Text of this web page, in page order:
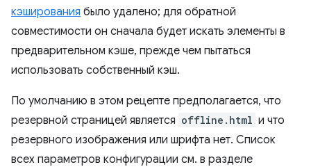
кэширования было удалено; для обратной
совместимости он сначала будет искать элементы в
предварительном кэше, прежде чем пытаться
использовать собственный кэш.
По умолчанию в этом рецепте предполагается, что
резервной страницей является offline.html и что
резервного изображения или шрифта нет. Список
всех параметров конфигурации см. в разделе